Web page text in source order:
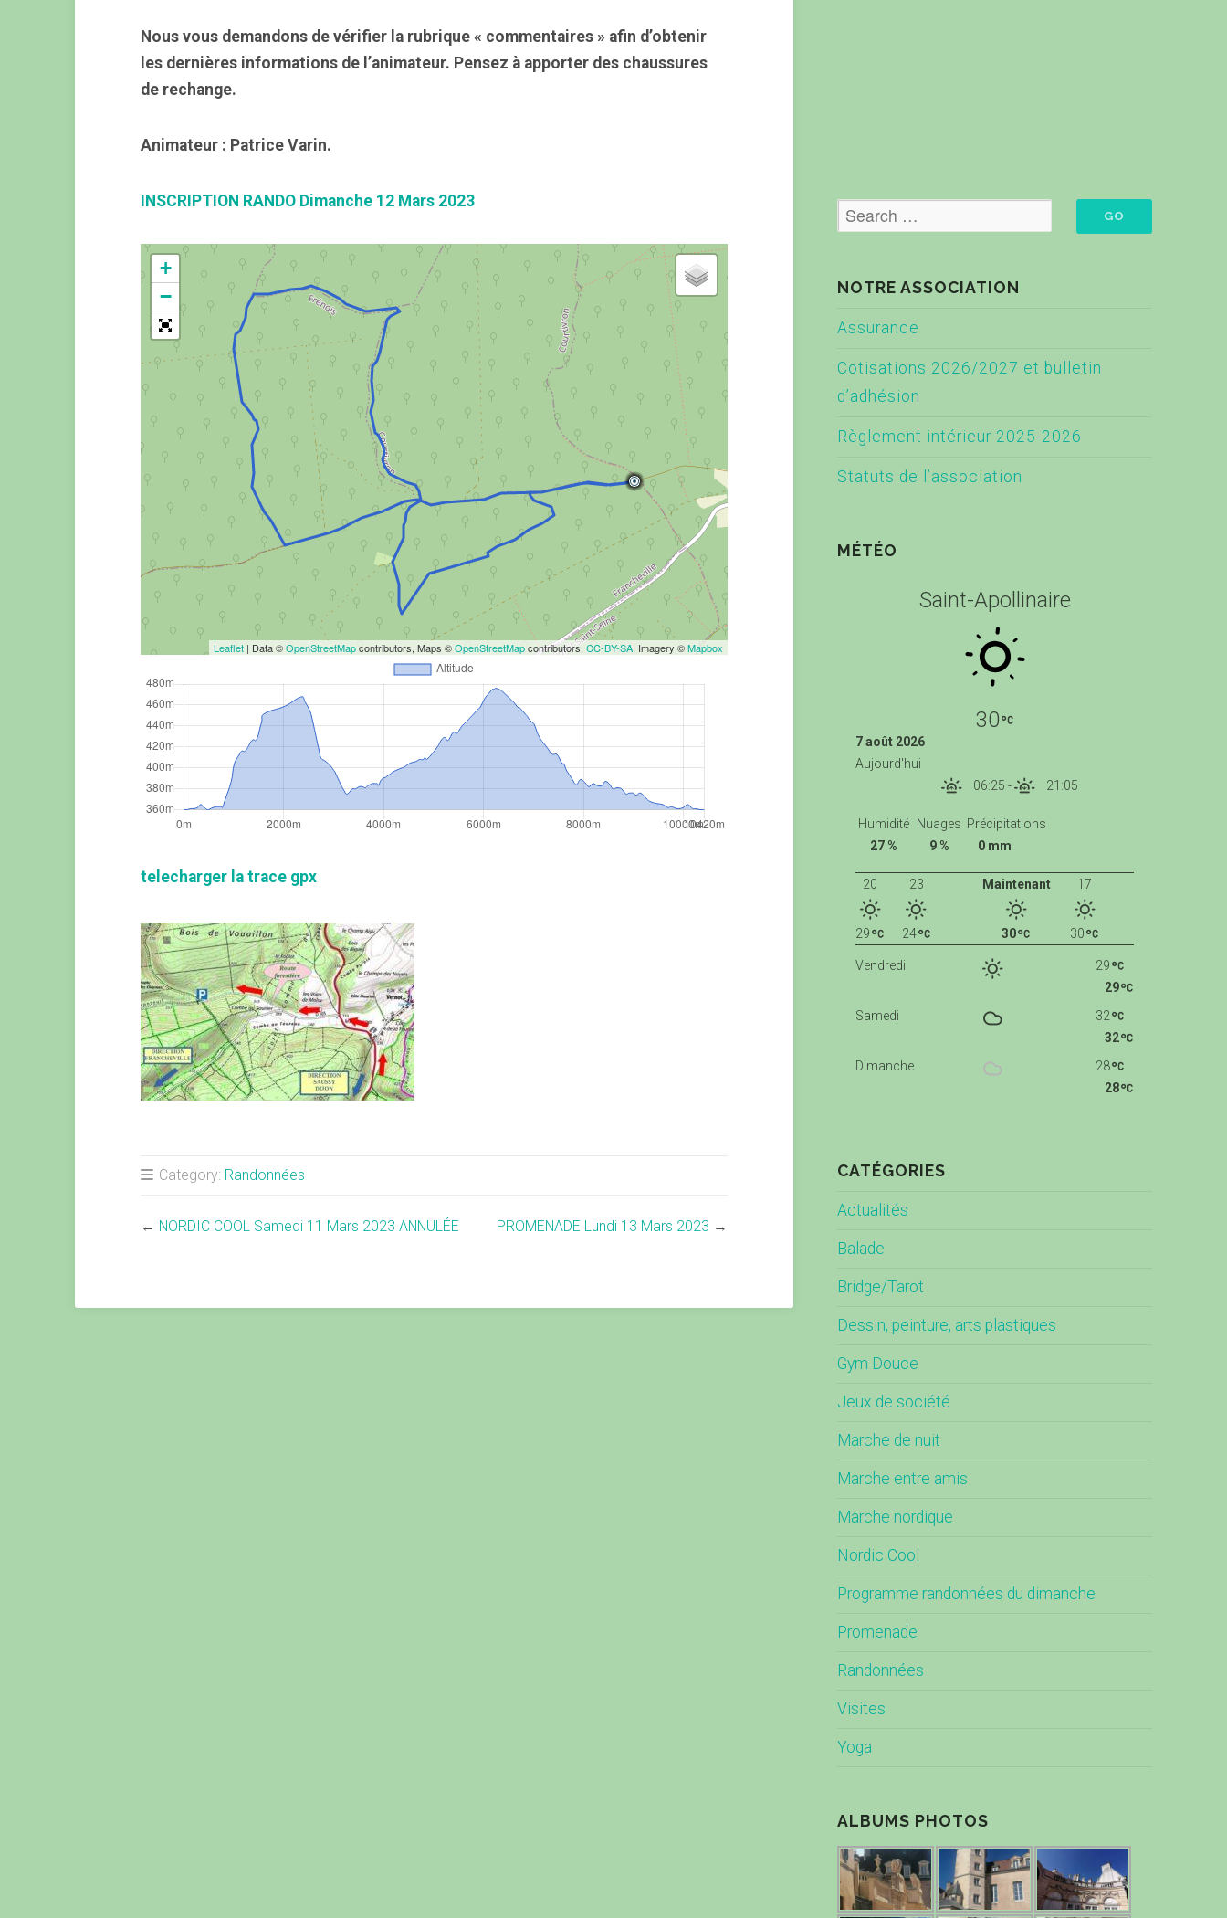
Nous vous demandons de vérifier la rubrique « commentaires » afin d’obtenir
les dernières informations de l’animateur. Pensez à apporter des chaussures
de rechange.
Animateur : Patrice Varin.
INSCRIPTION RANDO Dimanche 12 Mars 2023
+
−
Leaflet | Data ©OpenStreetMapcontributors, Maps ©OpenStreetMapcontributors,CC-BY-SA, Imagery ©Mapbox
telecharger la trace gpx
Category: Randonnées
← NORDIC COOL Samedi 11 Mars 2023 ANNULÉE PROMENADE Lundi 13 Mars 2023 →
NOTRE ASSOCIATION
Assurance
Cotisations 2026/2027 et bulletin
d’adhésion
Règlement intérieur 2025-2026
Statuts de l’association
MÉTÉO
Saint-Apollinaire
30
7 août 2026
Aujourd'hui
06:25 - 21:05
Humidité
27 %
Nuages
9 %
Précipitations
0 mm
Maintenant
30
17
30
20
29
23
24
Vendredi
29
29
Samedi
32
32
Dimanche
28
28
CATÉGORIES
Actualités
Balade
Bridge/Tarot
Dessin, peinture, arts plastiques
Gym Douce
Jeux de société
Marche de nuit
Marche entre amis
Marche nordique
Nordic Cool
Programme randonnées du dimanche
Promenade
Randonnées
Visites
Yoga
ALBUMS PHOTOS